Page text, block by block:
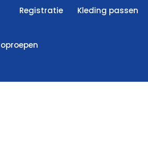
Registratie Kleding passen